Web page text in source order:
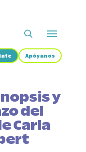
Apóyanos
y
del
Carla